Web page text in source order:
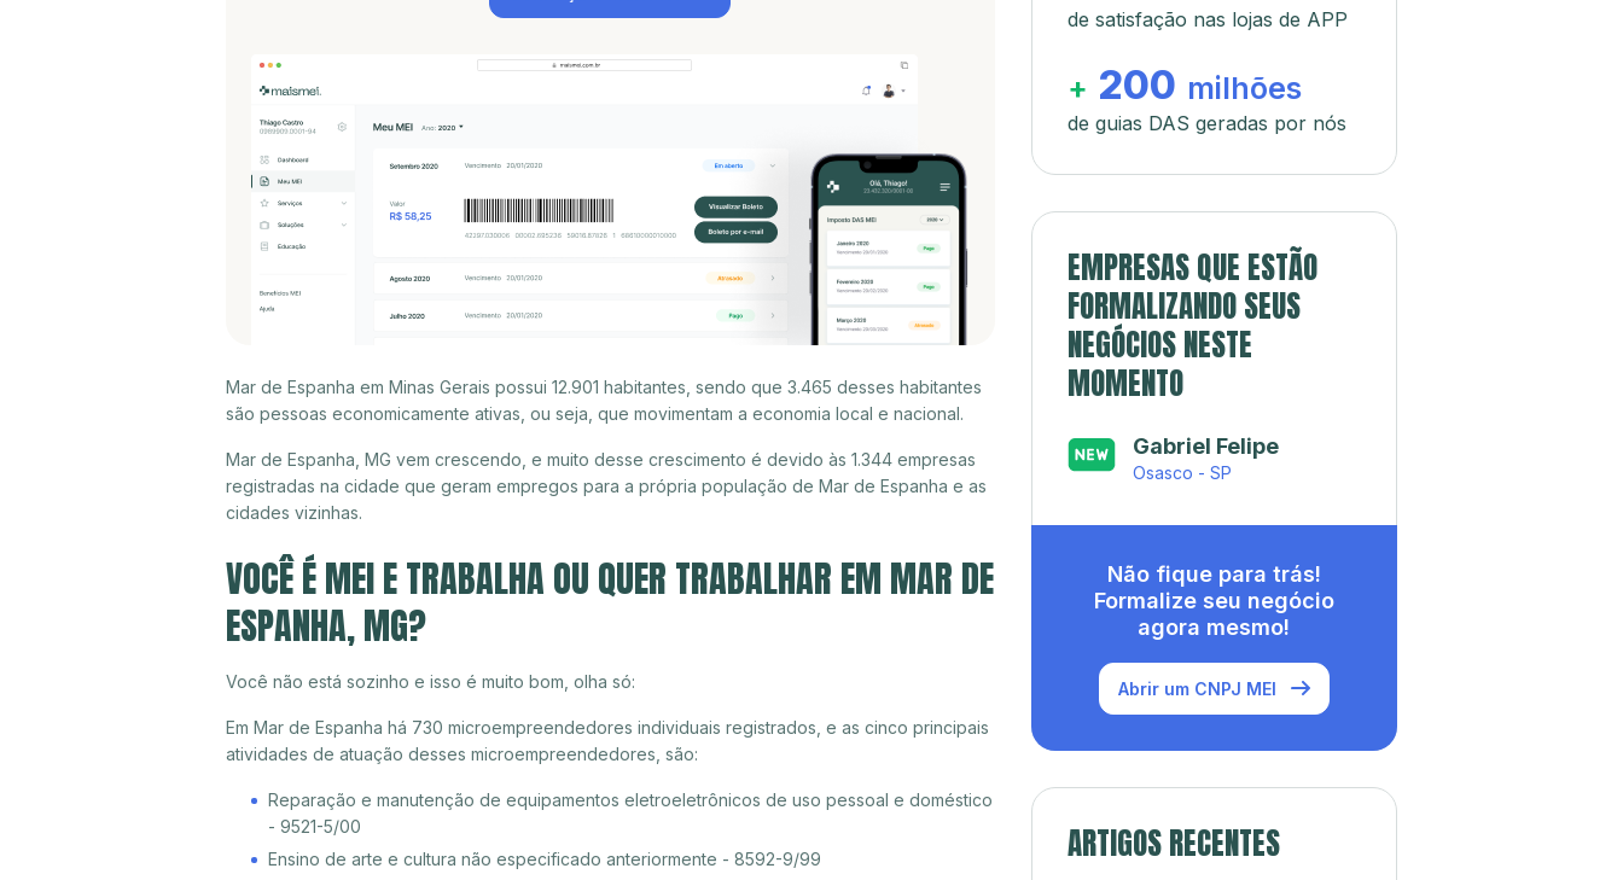
Mar de Espanha em Minas Gerais possui 12.901 habitantes, sendo que 3.465 desses habitantes
são pessoas economicamente ativas, ou seja, que movimentam a economia local e nacional.
Mar de Espanha, MG vem crescendo, e muito desse crescimento é devido às 1.344 empresas
registradas na cidade que geram empregos para a própria população de Mar de Espanha e as
cidades vizinhas.
VOCÊ É MEI E TRABALHA OU QUER TRABALHAR EM MAR DE
ESPANHA, MG?
Você não está sozinho e isso é muito bom, olha só:
Em Mar de Espanha há 730 microempreendedores individuais registrados, e as cinco principais
atividades de atuação desses microempreendedores, são:
Reparação e manutenção de equipamentos eletroeletrônicos de uso pessoal e doméstico
- 9521-5/00
Ensino de arte e cultura não especificado anteriormente - 8592-9/99
de satisfação nas lojas de APP
+ 200 milhões
de guias DAS geradas por nós
EMPRESAS QUE ESTÃO
FORMALIZANDO SEUS
NEGÓCIOS NESTE
MOMENTO
Gabriel Felipe
Osasco - SP
Não fique para trás!
Formalize seu negócio
agora mesmo!
Abrir um CNPJ MEI
ARTIGOS RECENTES